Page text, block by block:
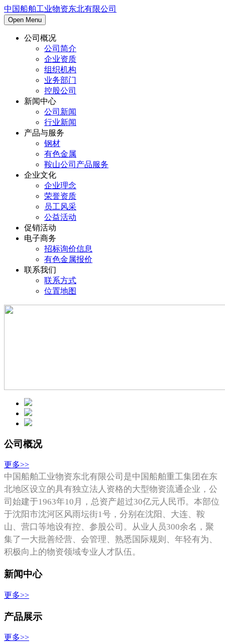
中国船舶工业物资东北有限公司
Open Menu
公司概况
公司简介
企业资质
组织机构
业务部门
控股公司
新闻中心
公司新闻
行业新闻
产品与服务
钢材
有色金属
鞍山公司产品服务
企业文化
企业理念
荣誉资质
员工风采
公益活动
促销活动
电子商务
招标询价信息
有色金属报价
联系我们
联系方式
位置地图
公司概况
更多>>
中国船舶工业物资东北有限公司是中国船舶重工集团在东
北地区设立的具有独立法人资格的大型物资流通企业，公
司始建于1963年10月，总资产超过30亿元人民币。本部位
于沈阳市沈河区风雨坛街1号，分别在沈阳、大连、鞍
山、营口等地设有控、参股公司。从业人员300余名，聚
集了一大批善经营、会管理、熟悉国际规则、年轻有为、
积极向上的物资领域专业人才队伍。
新闻中心
更多>>
产品展示
更多>>